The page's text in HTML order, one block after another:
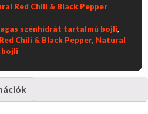
Red Chili & Black Pepper
szénhídrát tartalmú bojli,
Chili & Black Pepper, Natural
bojli